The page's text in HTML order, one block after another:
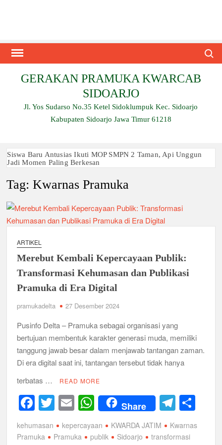
GERAKAN PRAMUKA KWARCAB
SIDOARJO
Jl. Yos Sudarso No.35 Ketel Sidoklumpuk Kec. Sidoarjo
Kabupaten Sidoarjo Jawa Timur 61218
Siswa Baru Antusias Ikuti MOP SMPN 2 Taman, Api Unggun
Jadi Momen Paling Berkesan
Berjalan 2 Kilometer hingga Taklukkan Beragam Ujian, Inilah
Perjuangan Pramuka SMK Plus NU Sidoarjo
Ambalan SMAN 3 Sidoarjo Gelar Anjangsana dan Buka
Bersama 2026, Pererat Tali Persaudaraan
Relevansi Pemikiran Baden-Powell dalam Pembinaan
Generasi Muda di Era Digital
Kwarran Sukodono Tahun 2026
Berkarakter, Berprestasi, Berbudi Luhur : Lomba Tingkat I
Gudep 14.077-14.078 Pangkalan SDN Sidodadi 1 Taman
Pramuka SMKN 1 Jabon Tempa Disiplin dan Kepedulian
Gemuruh Semangat di Pangkalan SMP YPM 1 Taman: Saat
Kompetisi Mencetak Karakter dan Merajut Generasi di PSCC
Perkuat Kepemimpinan dan Demokrasi, Kwarran Jabon Gelar
Dianpinsa serta Musppanitera 2026
Bukan Cuma Kemah! Pramuka SMK YPM 3 Taman Adopsi
Sistem Kerja Industri Lewat KPDA
Tag:Kwarnas Pramuka
ARTIKEL
Merebut Kembali Kepercayaan Publik:
Transformasi Kehumasan dan Publikasi
Pramuka di Era Digital
pramukadelta 27 Desember 2024
Pusinfo Delta – Pramuka sebagai organisasi yang
bertujuan membentuk karakter generasi muda, memiliki
tanggung jawab besar dalam menjawab tantangan zaman.
Di era digital saat ini, tantangan tersebut tidak hanya
terbatas …
READ MORE
F
a
c
T
wi
tt
E
m
ail
W
h
at
Share T
el
e
h
ar
kehumasan kepercayaan KWARDA JATIM
Kwarnas
Pramuka
Pramuka publik Sidoarjo
transformasi